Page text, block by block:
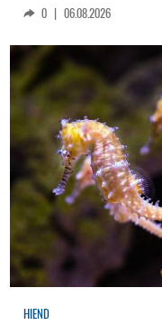
0 | 06.08.2026
HIEND